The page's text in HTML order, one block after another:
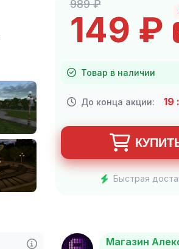
989 ₽
149 ₽
Товар в наличии
До конца акции: 19 :
Быстрая
Магазин